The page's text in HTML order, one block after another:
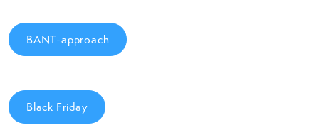
BANT-approach
Black Friday